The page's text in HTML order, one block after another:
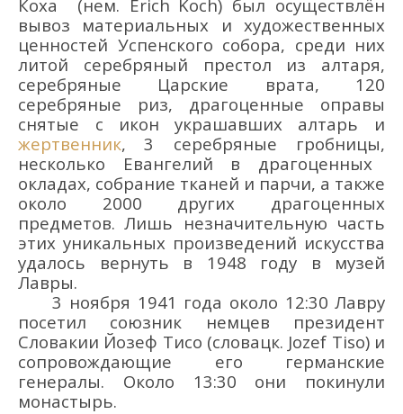
Коха
(нем. Erich Koch) был осуществлён
вывоз материальных и художественных
ценностей Успенского собора, среди них
литой серебряный престол из алтаря,
серебряные Царские врата, 120
серебряные риз, драгоценные оправы
снятые с икон
украшавших алтарь и
жертвенник,
3 серебряные гробницы,
несколько Евангелий в драгоценных
окладах, собрание тканей и парчи, а также
около 2000 других драгоценных
предметов. Лишь незначительную часть
этих уникальных произведений искусства
удалось вернуть в 1948 году в музей
Лавры.
3 ноября 1941 года около 12:30 Лавру
посетил союзник немцев президент
Словакии Йозеф Тисо (словацк. Jozef Tiso) и
сопровождающие его германские
генералы. Около 13:30 они покинули
монастырь.